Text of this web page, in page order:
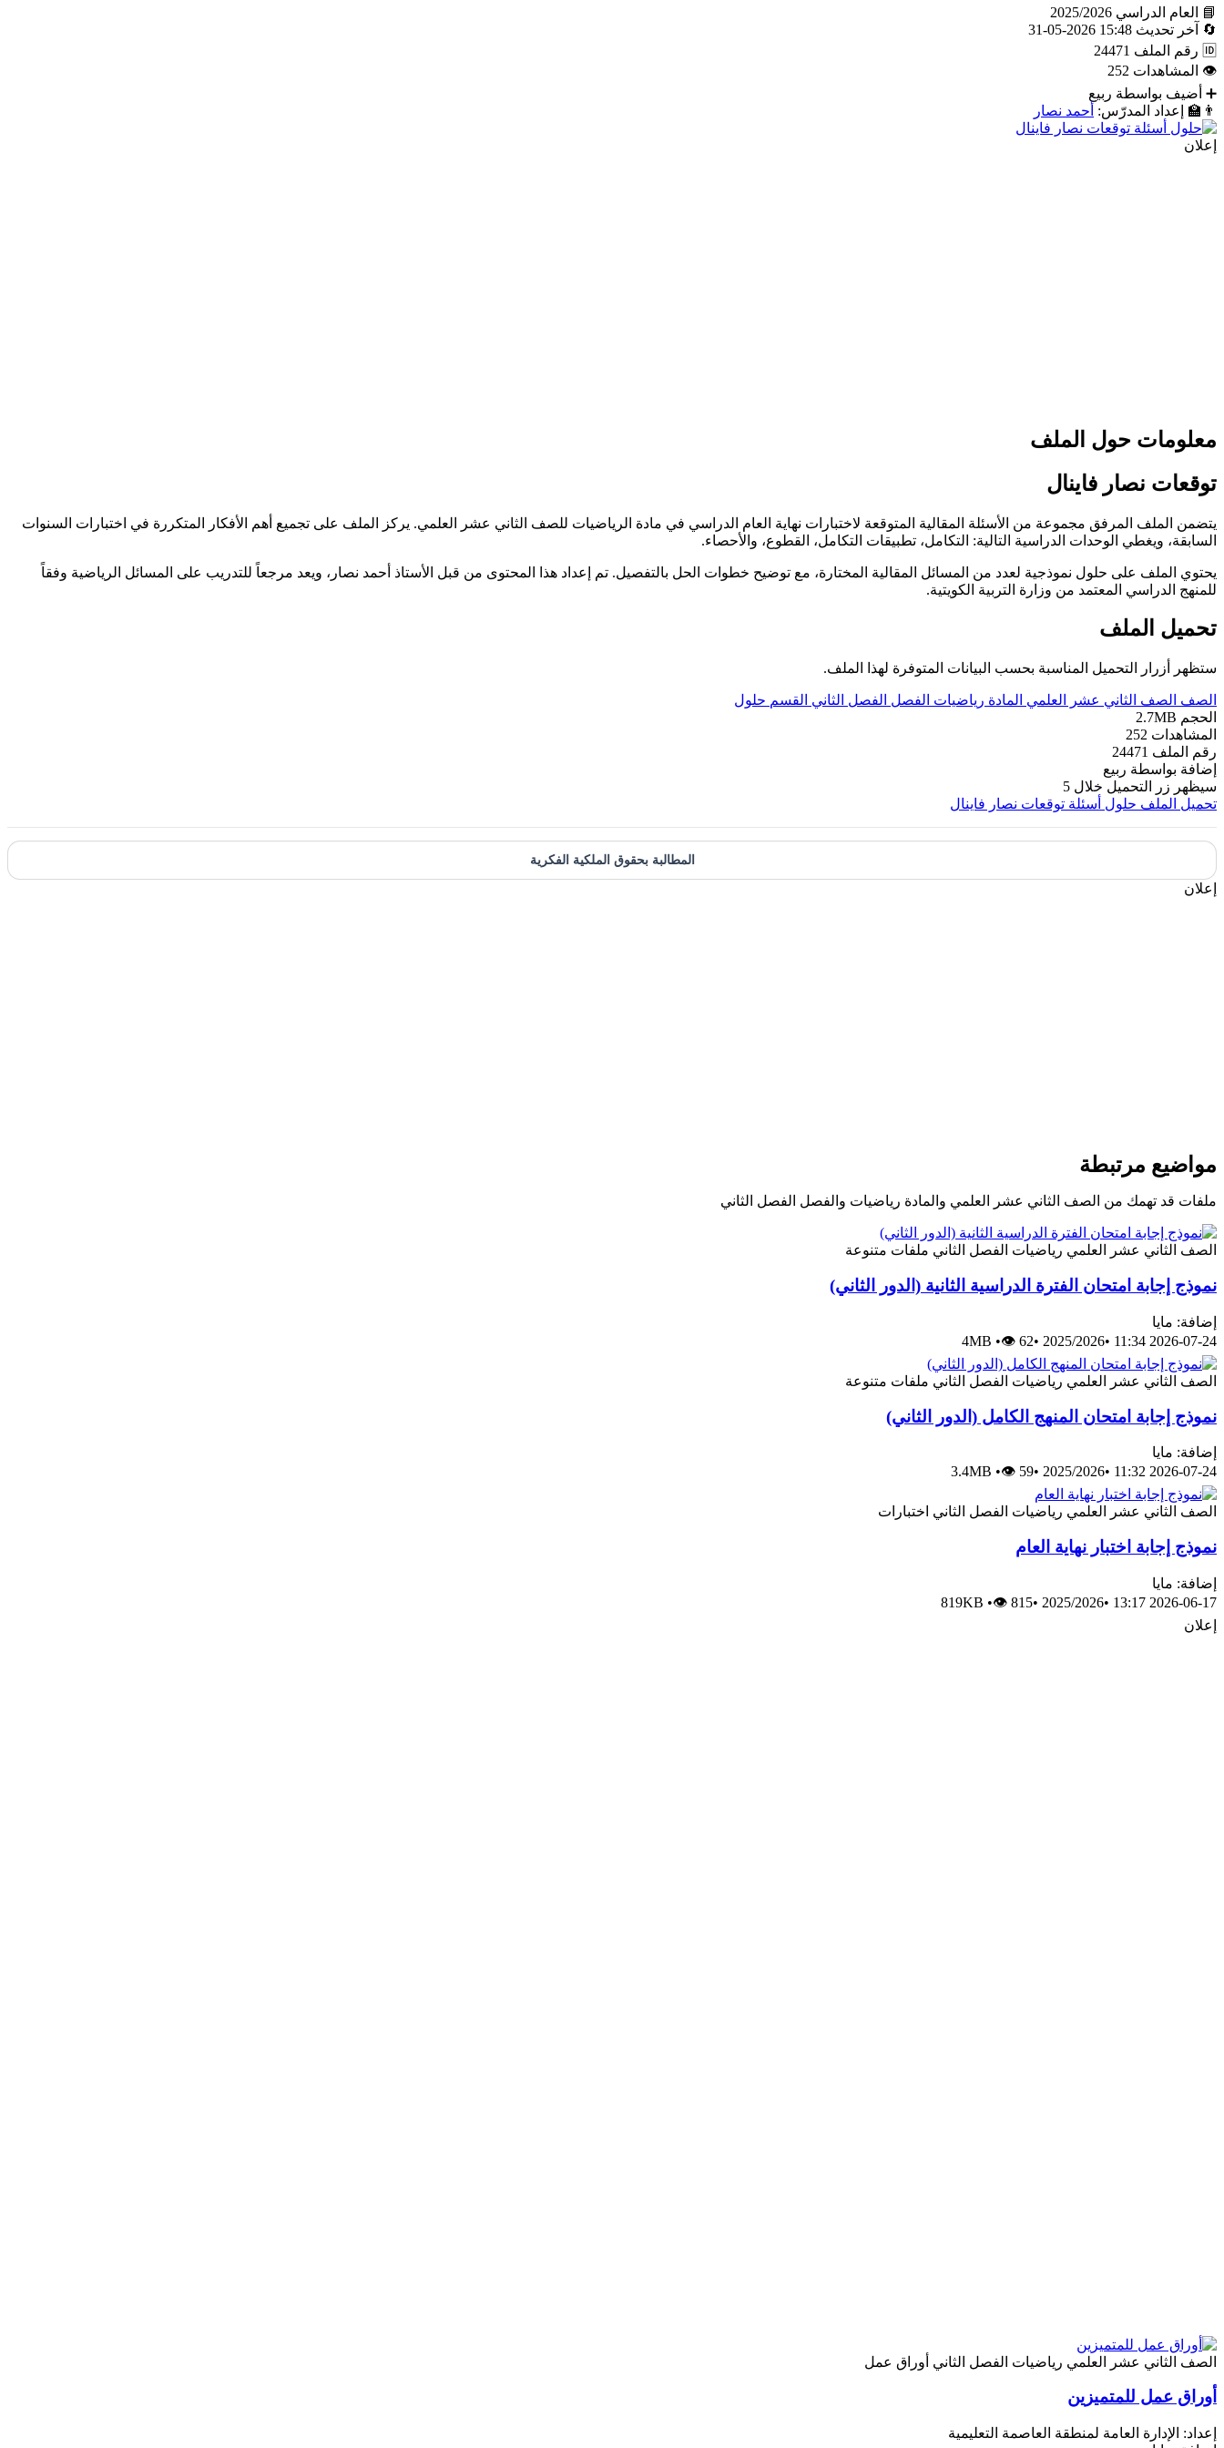
📘 العام الدراسي 2025/2026
🔄
آخر تحديث 15:48 2026-05-31
🆔 رقم الملف 24471
👁 المشاهدات 252
➕ أضيف بواسطة ربيع
👨‍🏫
إعداد المدرّس: أحمد نصار
إعلان
معلومات حول الملف
توقعات نصار فاينال
يتضمن الملف المرفق مجموعة من الأسئلة المقالية المتوقعة لاختبارات نهاية العام الدراسي في مادة الرياضيات للصف الثاني عشر العلمي. يركز الملف على تجميع أهم الأفكار المتكررة في اختبارات السنوات
السابقة، ويغطي الوحدات الدراسية التالية: التكامل، تطبيقات التكامل، القطوع، والأحصاء.
يحتوي الملف على حلول نموذجية لعدد من المسائل المقالية المختارة، مع توضيح خطوات الحل بالتفصيل. تم إعداد هذا المحتوى من قبل الأستاذ أحمد نصار، ويعد مرجعاً للتدريب على المسائل الرياضية وفقاً
للمنهج الدراسي المعتمد من وزارة التربية الكويتية.
تحميل الملف
ستظهر أزرار التحميل المناسبة بحسب البيانات المتوفرة لهذا الملف.
الصف الصف الثاني عشر العلمي المادة رياضيات الفصل الفصل الثاني القسم حلول
الحجم 2.7MB
المشاهدات 252
رقم الملف 24471
إضافة بواسطة ربيع
سيظهر زر التحميل خلال 5
تحميل الملف حلول أسئلة توقعات نصار فاينال
المطالبة بحقوق الملكية الفكرية
إعلان
مواضيع مرتبطة
ملفات قد تهمك من الصف الثاني عشر العلمي والمادة رياضيات والفصل الفصل الثاني
الصف الثاني عشر العلمي رياضيات الفصل الثاني ملفات متنوعة
نموذج إجابة امتحان الفترة الدراسية الثانية (الدور الثاني)
إضافة: مايا
2026-07-24 11:34
•
2025/2026
•
4MB •👁 62
الصف الثاني عشر العلمي رياضيات الفصل الثاني ملفات متنوعة
نموذج إجابة امتحان المنهج الكامل (الدور الثاني)
إضافة: مايا
2026-07-24 11:32
•
2025/2026
•
3.4MB •👁 59
الصف الثاني عشر العلمي رياضيات الفصل الثاني اختبارات
نموذج إجابة اختبار نهاية العام
إضافة: مايا
2026-06-17 13:17
•
2025/2026
•
819KB •👁 815
إعلان
الصف الثاني عشر العلمي رياضيات الفصل الثاني أوراق عمل
أوراق عمل للمتميزين
إعداد: الإدارة العامة لمنطقة العاصمة التعليمية